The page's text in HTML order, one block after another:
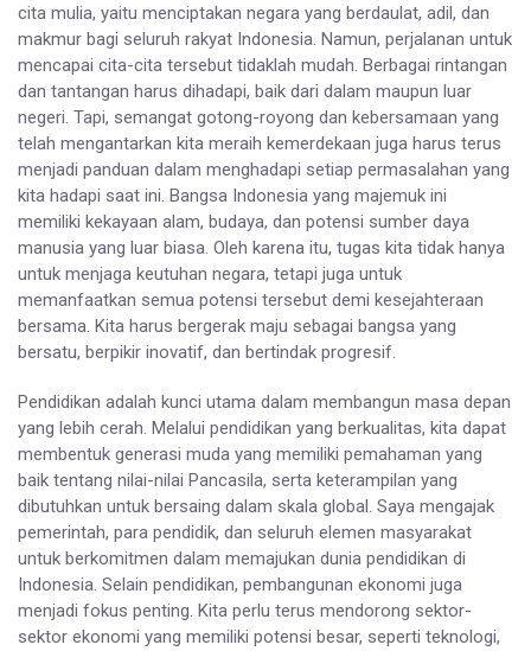
cita mulia, yaitu menciptakan negara yang berdaulat, adil, dan
makmur bagi seluruh rakyat Indonesia. Namun, perjalanan untuk
mencapai cita-cita tersebut tidaklah mudah. Berbagai rintangan
dan tantangan harus dihadapi, baik dari dalam maupun luar
negeri. Tapi, semangat gotong-royong dan kebersamaan yang
telah mengantarkan kita meraih kemerdekaan juga harus terus
menjadi panduan dalam menghadapi setiap permasalahan yang
kita hadapi saat ini. Bangsa Indonesia yang majemuk ini
memiliki kekayaan alam, budaya, dan potensi sumber daya
manusia yang luar biasa. Oleh karena itu, tugas kita tidak hanya
untuk menjaga keutuhan negara, tetapi juga untuk
memanfaatkan semua potensi tersebut demi kesejahteraan
bersama. Kita harus bergerak maju sebagai bangsa yang
bersatu, berpikir inovatif, dan bertindak progresif.
Pendidikan adalah kunci utama dalam membangun masa depan
yang lebih cerah. Melalui pendidikan yang berkualitas, kita dapat
membentuk generasi muda yang memiliki pemahaman yang
baik tentang nilai-nilai Pancasila, serta keterampilan yang
dibutuhkan untuk bersaing dalam skala global. Saya mengajak
pemerintah, para pendidik, dan seluruh elemen masyarakat
untuk berkomitmen dalam memajukan dunia pendidikan di
Indonesia. Selain pendidikan, pembangunan ekonomi juga
menjadi fokus penting. Kita perlu terus mendorong sektor-
sektor ekonomi yang memiliki potensi besar, seperti teknologi,